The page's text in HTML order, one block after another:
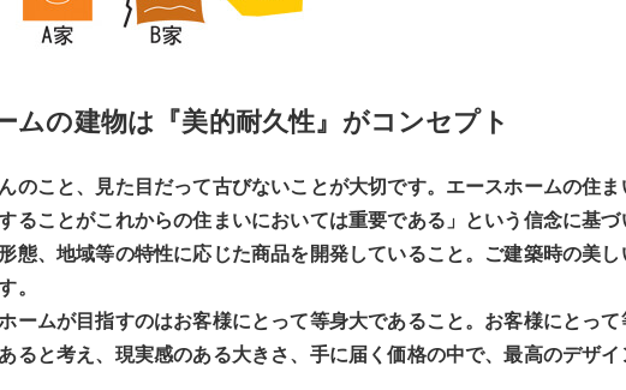
ムの建物は 『美的耐久性』がコンセプト
のこと、見た目だって古びないことが大切です。エースホームの住
ることがこれからの住まいにおいては重要である」という信念に基
態、地域等の特性に応じた商品を開発していること。ご建築時の美
。
ームが目指すのはお客様にとって等身大であること。お客様にとっ
ると考え、現実感のある大きさ、手に届く価格の中で、最高のデザイ